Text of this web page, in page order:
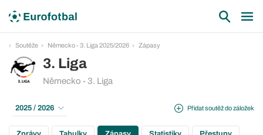
Soutěže Německo - 3. Liga 2025/2026 Zápasy
3. Liga
Německo - 3. Liga
Přidat soutěž do záložek
2025 / 2026